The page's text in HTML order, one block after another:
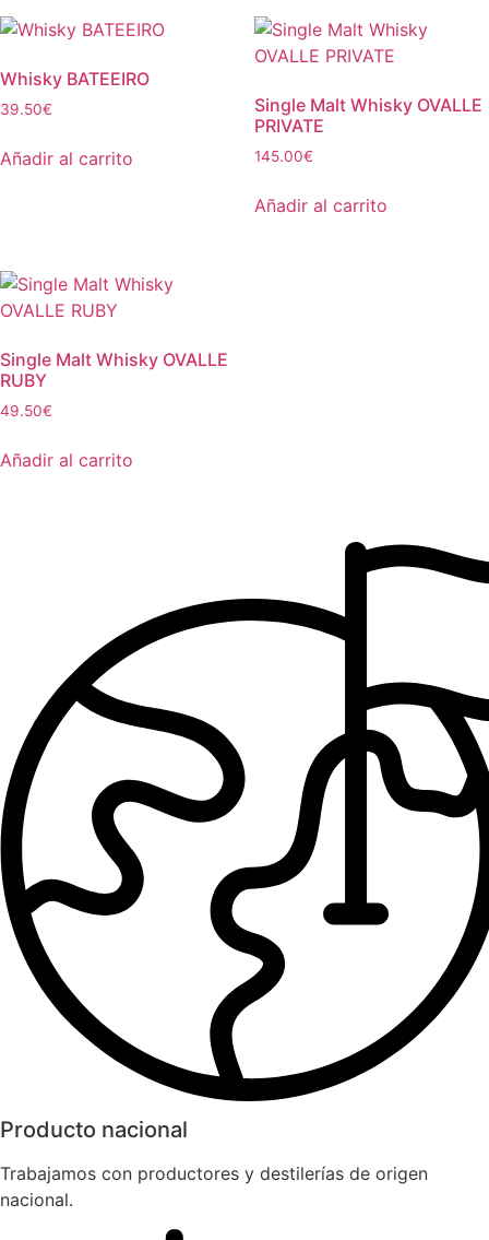
Whisky BATEEIRO
39.50€
Añadir al carrito
Single Malt Whisky OVALLE
PRIVATE
145.00€
Añadir al carrito
Single Malt Whisky OVALLE
RUBY
49.50€
Añadir al carrito
Producto nacional
Trabajamos con productores y destilerías de origen
nacional.